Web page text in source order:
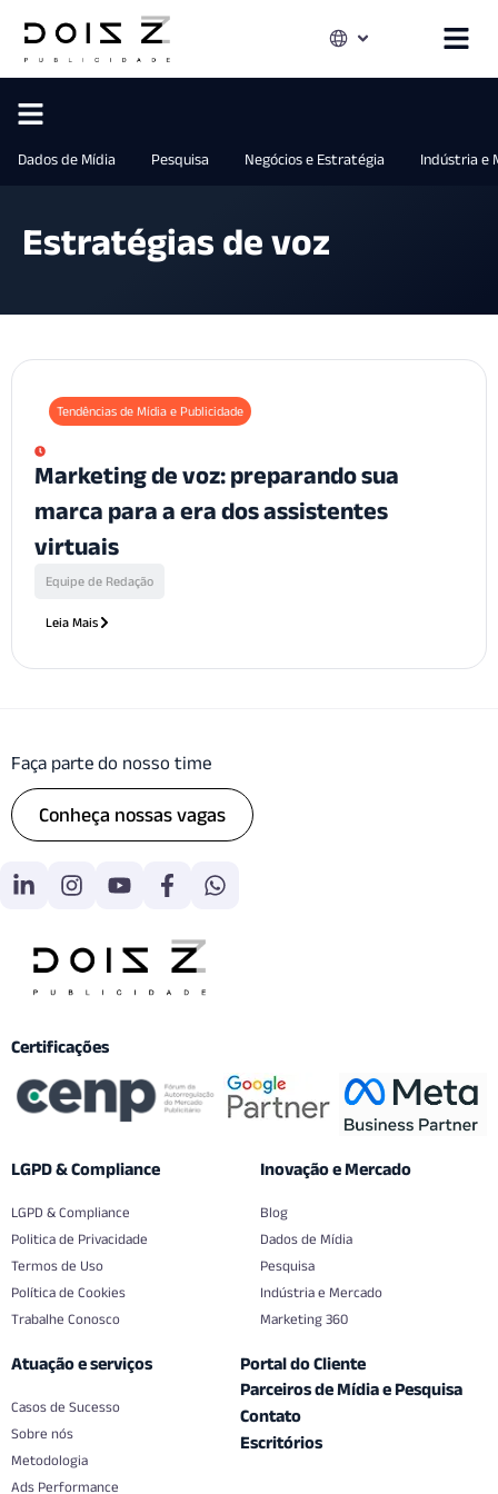
Dados de Mídia Pesquisa Negócios e Estratégia Indústria e
Estratégias de voz
Tendências de Mídia e Publicidade
Marketing de voz: preparando sua
marca para a era dos assistentes
virtuais
Equipe de Redação
Leia Mais
Faça parte do nosso time
Conheça nossas vagas
Certificações
LGPD & Compliance
LGPD & Compliance
Politica de Privacidade
Termos de Uso
Política de Cookies
Trabalhe Conosco
Inovação e Mercado
Blog
Dados de Mídia
Pesquisa
Indústria e Mercado
Marketing 360
Atuação e serviços
Casos de Sucesso
Sobre nós
Metodologia
Ads Performance
Portal do Cliente
Parceiros de Mídia e Pesquisa
Contato
Escritórios